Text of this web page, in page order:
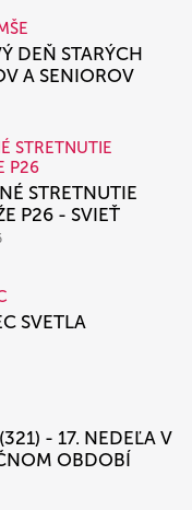
DEŇ STARÝCH
A SENIOROV
STRETNUTIE
P26
STRETNUTIE
P26 - SVIEŤ
SVETLA
- 17. NEDEĽA V
OBDOBÍ